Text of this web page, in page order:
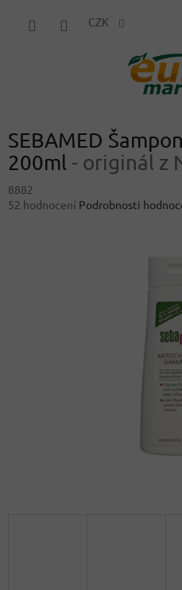
CZK
SEBAMED
200ml - originál z
8882
Průměrné
52 hodnocení Podrobnosti